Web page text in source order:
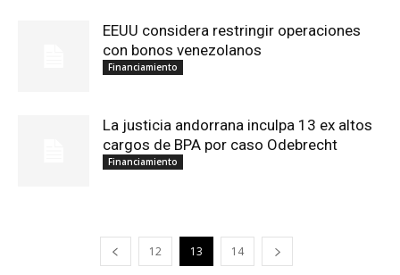
EEUU considera restringir operaciones
con bonos venezolanos
Financiamiento
La justicia andorrana inculpa 13 ex altos
cargos de BPA por caso Odebrecht
Financiamiento
12 13 14